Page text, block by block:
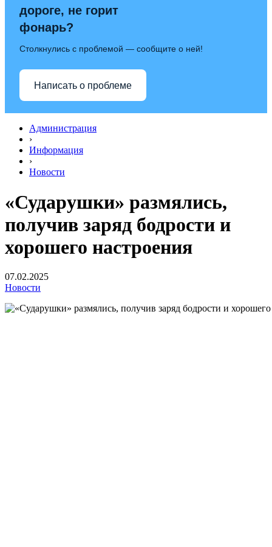
дороге, не горит
фонарь?
Столкнулись с проблемой — сообщите о ней!
Написать о проблеме
Администрация
›
Информация
›
Новости
«Сударушки» размялись,
получив заряд бодрости и
хорошего настроения
07.02.2025
Новости